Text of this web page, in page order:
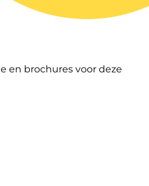
en brochures voor deze